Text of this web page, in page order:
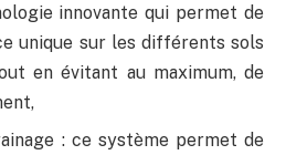
innovante qui permet de
unique sur les différents sols
en évitant au maximum, de
: ce système permet de